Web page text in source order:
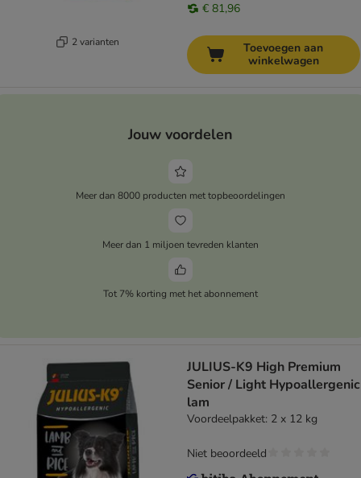
2 varianten
€ 81,96
Toevoegen aan
winkelwagen
Jouw voordelen
Meer dan 8000 producten met topbeoordelingen
Meer dan 1 miljoen tevreden klanten
Tot 7% korting met het abonnement
JULIUS-K9 High Premium
Senior / Light Hypoallergenic
lam
Voordeelpakket: 2 x 12 kg
Niet beoordeeld